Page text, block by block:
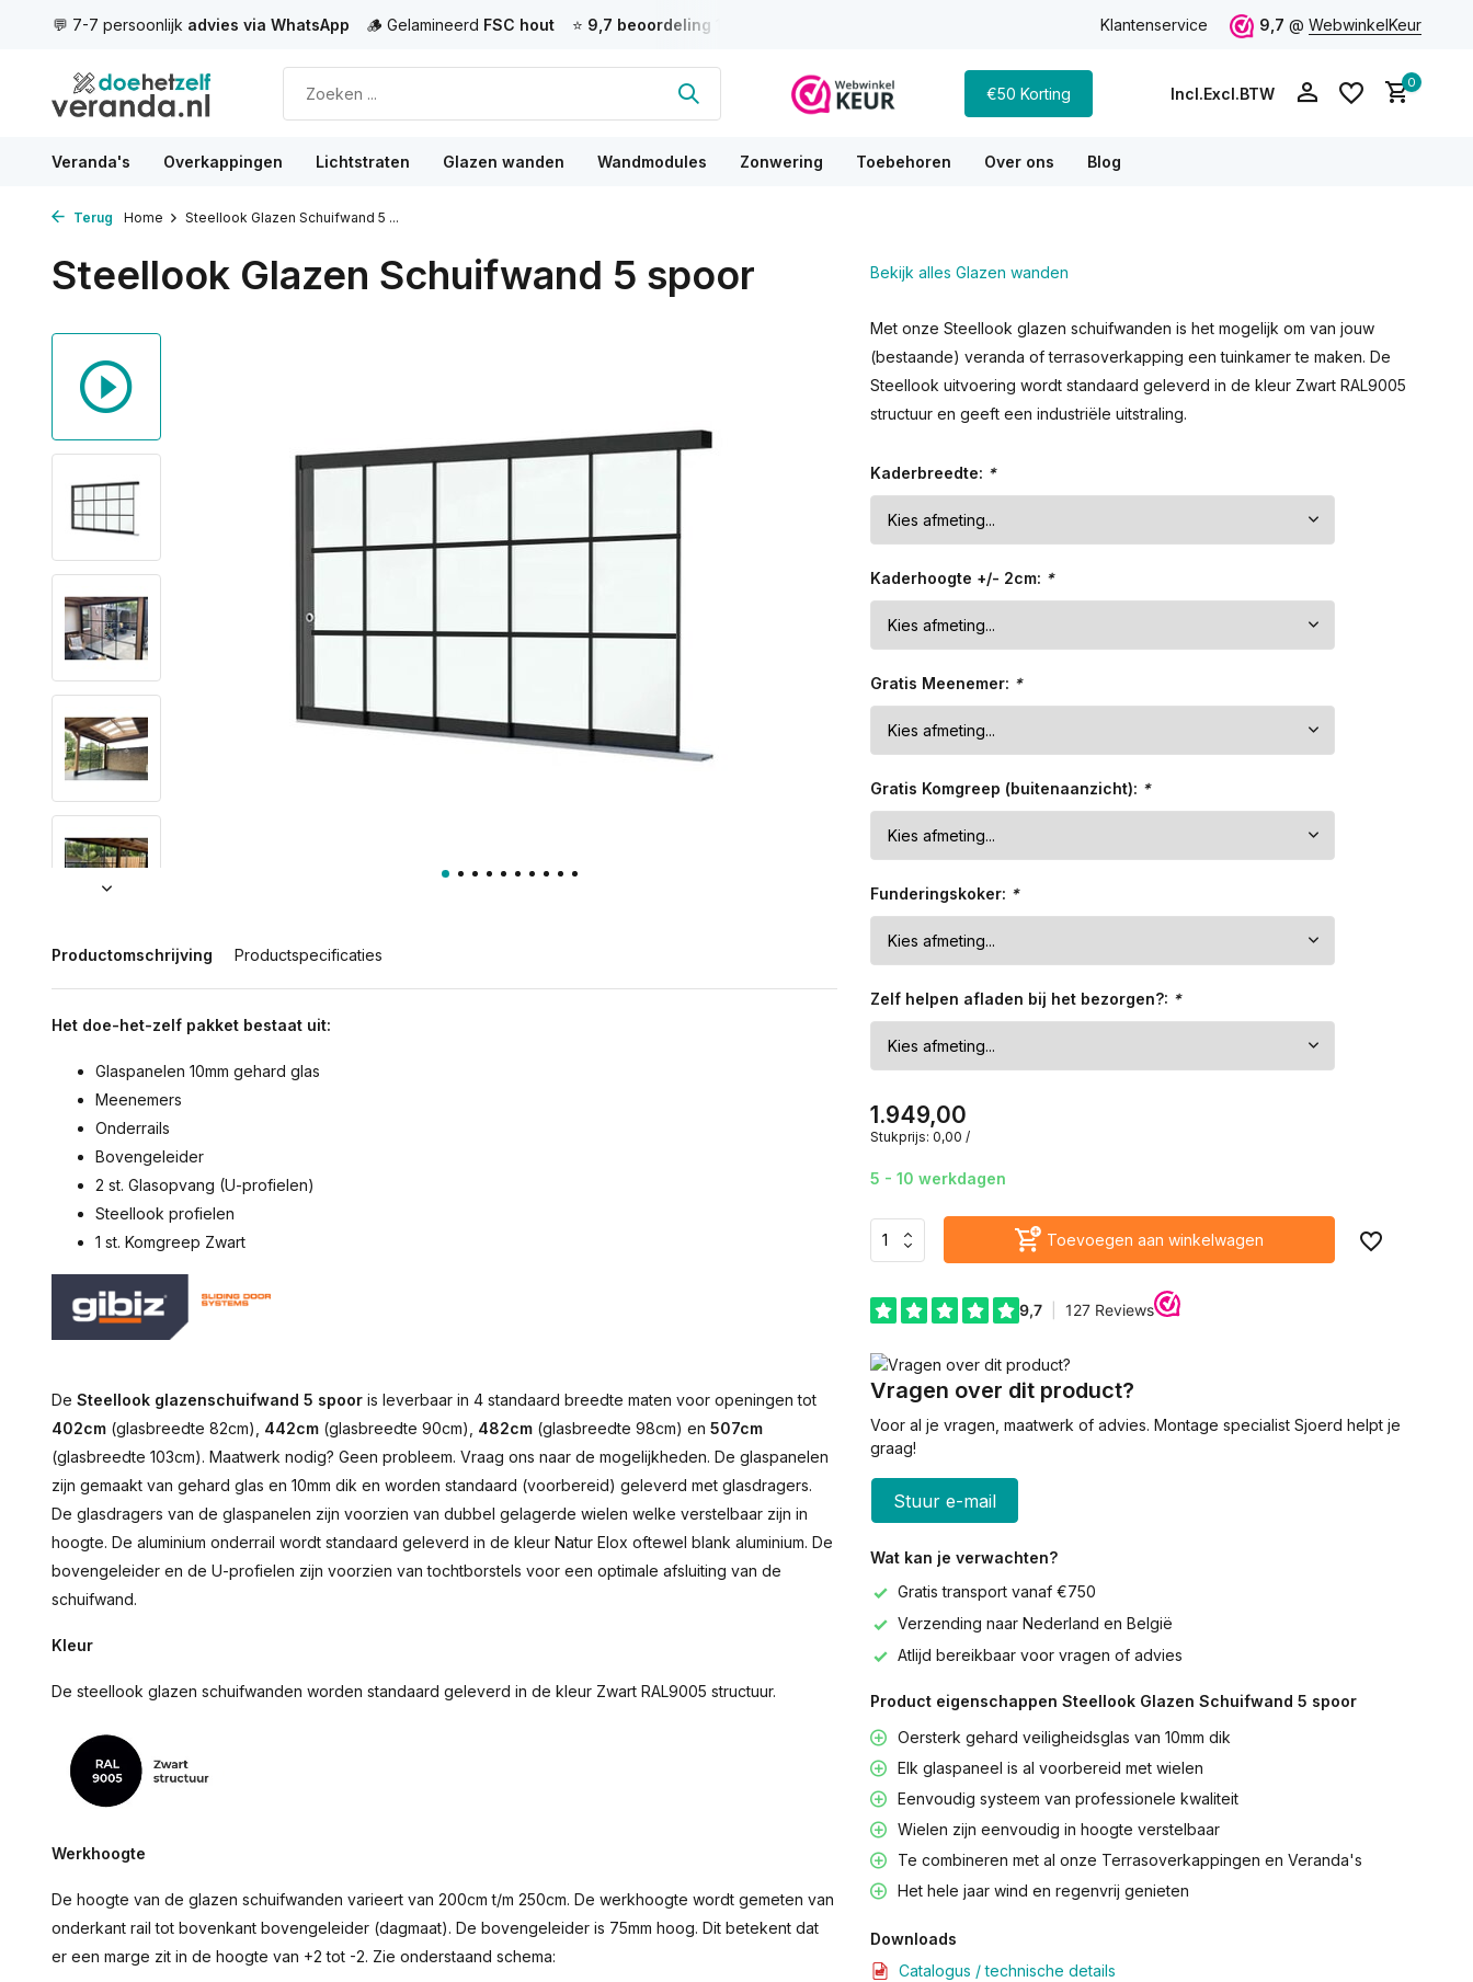
🪵 GelamineerdFSC hout ⭐9,7 beoordeling100+ reviews 💰Bespaar tot 75%t.o.v. een aannemer advies via WhatsAppKlantenservice 9,7 @ WebwinkelKeur
€50 Korting Incl.Excl.BTW
0
Veranda's Overkappingen Lichtstraten Glazen wanden Wandmodules Zonwering Toebehoren Over ons Blog
Terug Home Steellook Glazen Schuifwand 5 ...
Steellook Glazen Schuifwand 5 spoor
Productomschrijving Productspecificaties
Het doe-het-zelf pakket bestaat uit:
Glaspanelen 10mm gehard glas
Meenemers
Onderrails
Bovengeleider
2 st. Glasopvang (U-profielen)
Steellook profielen
1 st. Komgreep Zwart
De Steellook glazenschuifwand 5 spoor is leverbaar in 4 standaard breedte maten voor openingen tot
402cm (glasbreedte 82cm), 442cm (glasbreedte 90cm), 482cm (glasbreedte 98cm) en 507cm
(glasbreedte 103cm). Maatwerk nodig? Geen probleem. Vraag ons naar de mogelijkheden. De glaspanelen
zijn gemaakt van gehard glas en 10mm dik en worden standaard (voorbereid) geleverd met glasdragers.
De glasdragers van de glaspanelen zijn voorzien van dubbel gelagerde wielen welke verstelbaar zijn in
hoogte. De aluminium onderrail wordt standaard geleverd in de kleur Natur Elox oftewel blank aluminium. De
bovengeleider en de U-profielen zijn voorzien van tochtborstels voor een optimale afsluiting van de
schuifwand.
Kleur
De steellook glazen schuifwanden worden standaard geleverd in de kleur Zwart RAL9005 structuur.
Werkhoogte
De hoogte van de glazen schuifwanden varieert van 200cm t/m 250cm. De werkhoogte wordt gemeten van
onderkant rail tot bovenkant bovengeleider (dagmaat). De bovengeleider is 75mm hoog. Dit betekent dat
er een marge zit in de hoogte van +2 tot -2. Zie onderstaand schema:
Bekijk alles Glazen wanden
Met onze Steellook glazen schuifwanden is het mogelijk om van jouw
(bestaande) veranda of terrasoverkapping een tuinkamer te maken. De
Steellook uitvoering wordt standaard geleverd in de kleur Zwart RAL9005
structuur en geeft een industriële uitstraling.
Kaderbreedte: *
Kaderhoogte +/- 2cm: *
Gratis Meenemer: *
Gratis Komgreep (buitenaanzicht): *
Funderingskoker: *
Zelf helpen afladen bij het bezorgen?: *
1.949,00
Stukprijs: 0,00 /
5 - 10 werkdagen
Toevoegen aan winkelwagen
Vragen over dit product?
Voor al je vragen, maatwerk of advies. Montage specialist Sjoerd helpt je
graag!
Stuur e-mail
Wat kan je verwachten?
Gratis transport vanaf €750
Verzending naar Nederland en België
Atlijd bereikbaar voor vragen of advies
Product eigenschappen Steellook Glazen Schuifwand 5 spoor
Oersterk gehard veiligheidsglas van 10mm dik
Elk glaspaneel is al voorbereid met wielen
Eenvoudig systeem van professionele kwaliteit
Wielen zijn eenvoudig in hoogte verstelbaar
Te combineren met al onze Terrasoverkappingen en Veranda's
Het hele jaar wind en regenvrij genieten
Downloads
Catalogus / technische details